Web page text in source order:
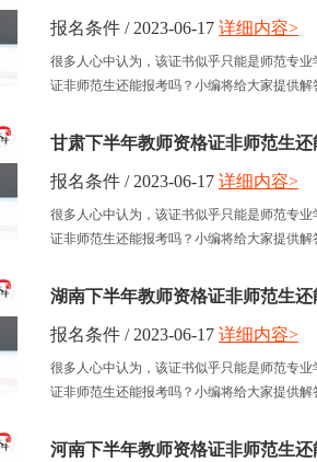
报名条件 / 2023-06-17
很多人心中认为，该证书似乎只能是师范专
证非师范生还能报考吗？小编将给大家提供解
详细内容>
甘肃下半年教师资格证非师范生还
报名条件 / 2023-06-17
很多人心中认为，该证书似乎只能是师范专
证非师范生还能报考吗？小编将给大家提供解
详细内容>
湖南下半年教师资格证非师范生还
报名条件 / 2023-06-17
很多人心中认为，该证书似乎只能是师范专
证非师范生还能报考吗？小编将给大家提供解
详细内容>
河南下半年教师资格证非师范生还